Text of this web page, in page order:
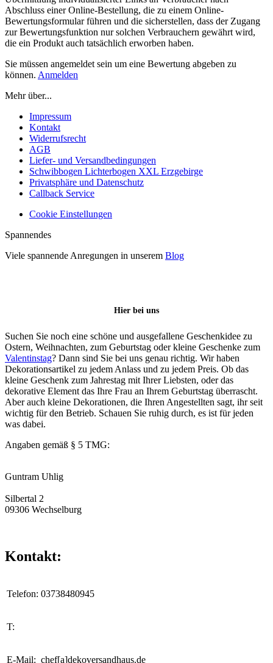
Abschluss einer Online-Bestellung, die zu einem Online-
Bewertungsformular führen und die sicherstellen, dass der Zugang
zur Bewertungsfunktion nur solchen Verbrauchern gewährt wird,
die ein Produkt auch tatsächlich erworben haben.
Sie müssen angemeldet sein um eine Bewertung abgeben zu
können. Anmelden
Mehr über...
Impressum
Kontakt
Widerrufsrecht
AGB
Liefer- und Versandbedingungen
Schwibbogen Lichterbogen XXL Erzgebirge
Privatsphäre und Datenschutz
Callback Service
Cookie Einstellungen
Spannendes
Viele spannende Anregungen in unserem Blog
Hier bei uns
Suchen Sie noch eine schöne und ausgefallene Geschenkidee zu
Ostern, Weihnachten, zum Geburtstag oder kleine Geschenke zum
Valentinstag? Dann sind Sie bei uns genau richtig. Wir haben
Dekorationsartikel zu jedem Anlass und zu jedem Preis. Ob das
kleine Geschenk zum Jahrestag mit Ihrer Liebsten, oder das
dekorative Element das Ihre Frau an Ihrem Geburtstag überrascht.
Aber auch kleine Dekorationen, die Ihren Angestellten sagt, ihr seit
wichtig für den Betrieb. Schauen Sie ruhig durch, es ist für jeden
was dabei.
Angaben gemäß § 5 TMG:
Guntram Uhlig
Silbertal 2
09306 Wechselburg
Kontakt:
Telefon: 03738480945
T:
E-Mail: chef[a]dekoversandhaus.de